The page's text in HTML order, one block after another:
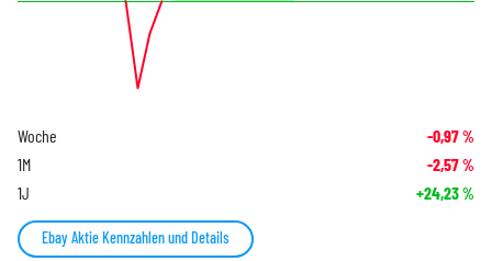
Woche -0,97%
1M -2,57%
1J +24,23%
Ebay Aktie Kennzahlen und Details